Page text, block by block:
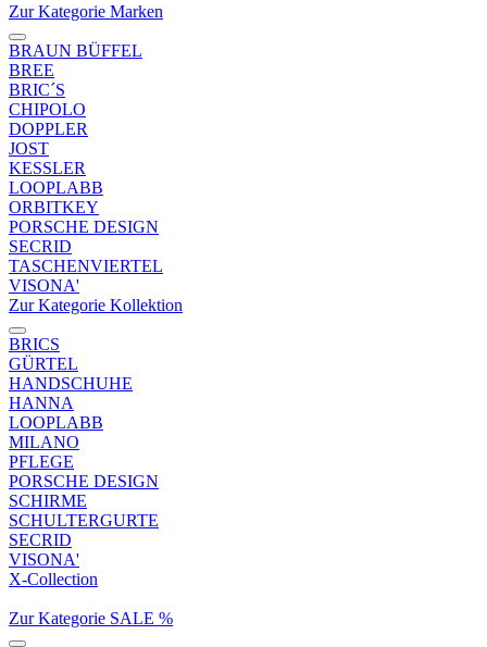
Zur Kategorie Marken
BRAUN BÜFFEL
BREE
BRIC´S
CHIPOLO
DOPPLER
JOST
KESSLER
LOOPLABB
ORBITKEY
PORSCHE DESIGN
SECRID
TASCHENVIERTEL
VISONA'
Zur Kategorie Kollektion
BRICS
GÜRTEL
HANDSCHUHE
HANNA
LOOPLABB
MILANO
PFLEGE
PORSCHE DESIGN
SCHIRME
SCHULTERGURTE
SECRID
VISONA'
X-Collection
Zur Kategorie SALE %